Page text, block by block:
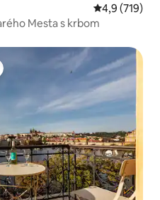
Priemerné
4,9 (719)
Mesta s krbom